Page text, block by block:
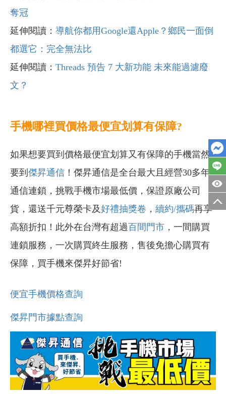
奪冠
延伸閱讀： 導航你都用Google還Apple？鄉民一面倒
都選它：完全無法比
延伸閱讀： Threads 預告 7 大新功能 未來能過濾廢
文？
手機哪裡買價格最便宜划算有保障?
如果想要買到價格最便宜划算又有保障的手機當然
要到 傑昇通信 ！傑昇通信是全台最大且經營30多年
通信連鎖，挑戰手機市場最低價，保證原廠公司
貨，還送千元尊榮卡及好禮抽獎卷 ， 續約/攜碼再享
高額折扣！此外在台灣有超過百間門市 ，一間購買
連鎖服務，一次購買終生服務，售後免擔心購買有
保障，買手機來傑昇好節省!
便宜手機價格查詢
傑昇門市據點查詢